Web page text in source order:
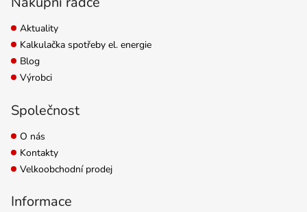
Aktuality
Kalkulačka spotřeby el. energie
Blog
Výrobci
Společnost
O nás
Kontakty
Velkoobchodní prodej
Informace